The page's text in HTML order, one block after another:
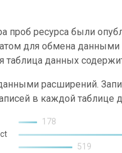
проб ресурса были
для обмена
таблица данных
расширений.
в каждой
178
519